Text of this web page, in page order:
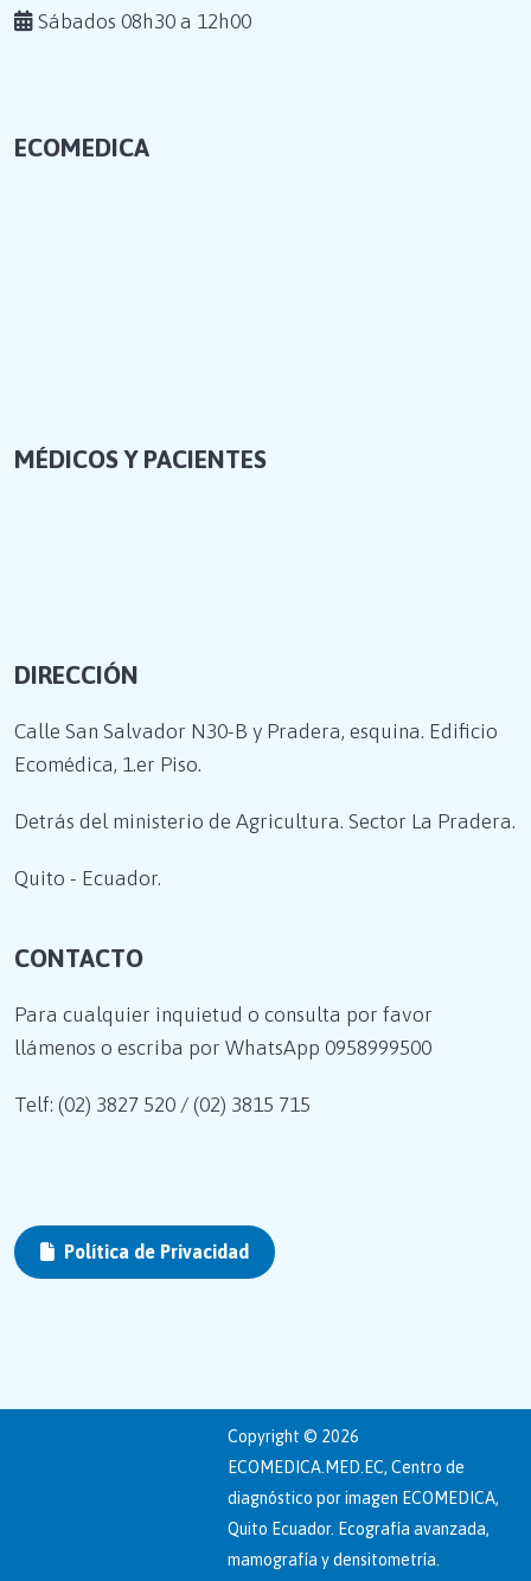
Sábados 08h30 a 12h00
ECOMEDICA
MÉDICOS Y PACIENTES
DIRECCIÓN
Calle San Salvador N30-B y Pradera, esquina. Edificio
Ecomédica, 1.er Piso.
Detrás del ministerio de Agricultura. Sector La Pradera.
Quito - Ecuador.
CONTACTO
Para cualquier inquietud o consulta por favor
llámenos o escriba por WhatsApp 0958999500
Telf: (02) 3827 520 / (02) 3815 715
Política de Privacidad
Copyright © 2026
ECOMEDICA.MED.EC, Centro de
diagnóstico por imagen ECOMEDICA,
Quito Ecuador. Ecografía avanzada,
mamografía y densitometría.